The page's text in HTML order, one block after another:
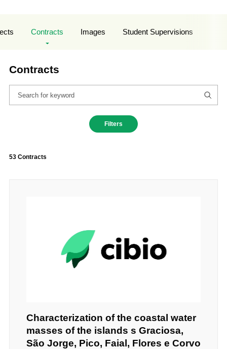
Contracts Images Student Supervisions
Contracts
Filters
53 Contracts
Characterization of the coastal water
masses of the islands s Graciosa,
São Jorge, Pico, Faial, Flores e Corvo